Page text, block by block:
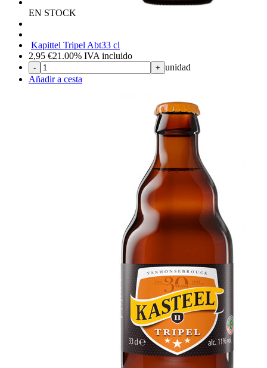
EN STOCK
Kapittel Tripel Abt33 cl
2,95 €21.00% IVA incluido
- + unidad
Añadir a cesta